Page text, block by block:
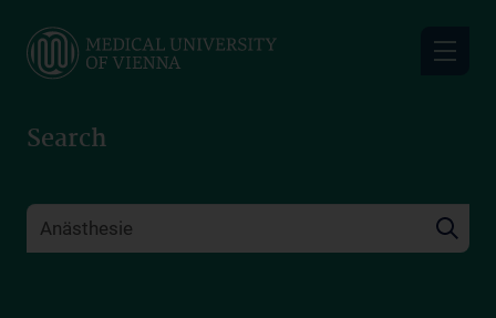
main
Search